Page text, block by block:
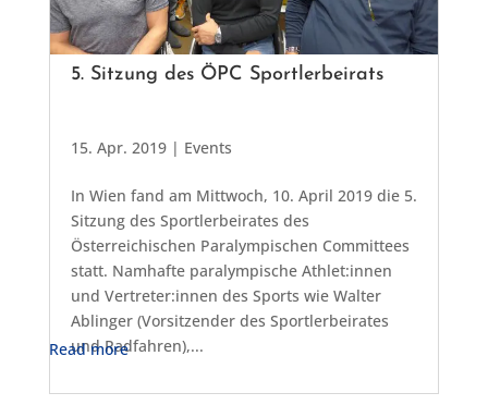
5. Sitzung des ÖPC Sportlerbeirats
15. Apr. 2019| Events
In Wien fand am Mittwoch, 10. April 2019 die 5.
Sitzung des Sportlerbeirates des
Österreichischen Paralympischen Committees
statt. Namhafte paralympische Athlet:innen
und Vertreter:innen des Sports wie Walter
Ablinger (Vorsitzender des Sportlerbeirates
und Radfahren),...
Read more